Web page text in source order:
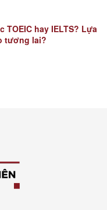
TOEIC hay IELTS? Lựa
tương lai?